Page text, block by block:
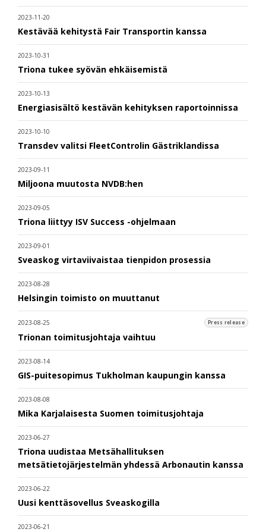
2023-11-20
Kestävää kehitystä Fair Transportin kanssa
2023-10-31
Triona tukee syövän ehkäisemistä
2023-10-13
Energiasisältö kestävän kehityksen raportoinnissa
2023-10-10
Transdev valitsi FleetControlin Gästriklandissa
2023-09-11
Miljoona muutosta NVDB:hen
2023-09-05
Triona liittyy ISV Success -ohjelmaan
2023-09-01
Sveaskog virtaviivaistaa tienpidon prosessia
2023-08-28
Helsingin toimisto on muuttanut
2023-08-25 Press release
Trionan toimitusjohtaja vaihtuu
2023-08-14
GIS-puitesopimus Tukholman kaupungin kanssa
2023-08-08
Mika Karjalaisesta Suomen toimitusjohtaja
2023-06-27
Triona uudistaa Metsähallituksen
metsätietojärjestelmän yhdessä Arbonautin kanssa
2023-06-22
Uusi kenttäsovellus Sveaskogilla
2023-06-21